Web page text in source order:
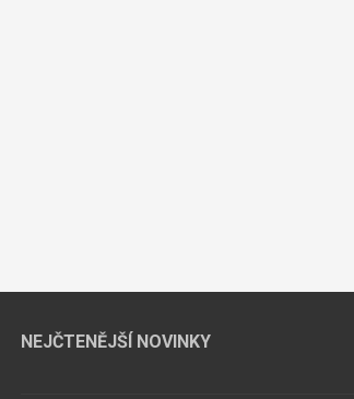
NEJČTENĚJŠÍ NOVINKY